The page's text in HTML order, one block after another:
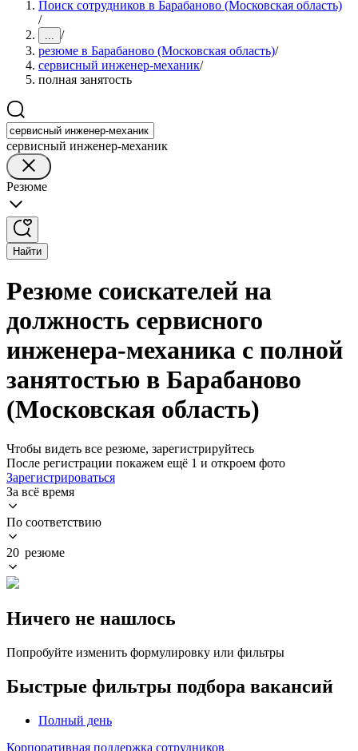
Поиск сотрудников в Барабаново (Московская область)
/
... /
резюме в Барабаново (Московская область)/
сервисный инженер-механик/
полная занятость
сервисный инженер-механик
Резюме
Найти
Резюме соискателей на
должность сервисного
инженера-механика с полной
занятостью в Барабаново
(Московская область)
Чтобы видеть все резюме, зарегистрируйтесь
После регистрации покажем ещё 1 и откроем фото
Зарегистрироваться
За всё время
По соответствию
20 резюме
Ничего не нашлось
Попробуйте изменить формулировку или фильтры
Быстрые фильтры подбора вакансий
Полный день
Корпоративная поддержка сотрудников